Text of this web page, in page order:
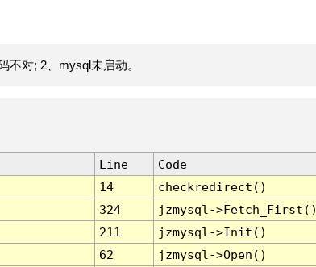
不对; 2、mysql未启动。
Line
Code
14
checkredirect()
324
jzmysql-
211
jzmysql->Init()
62
jzmysql->Open()